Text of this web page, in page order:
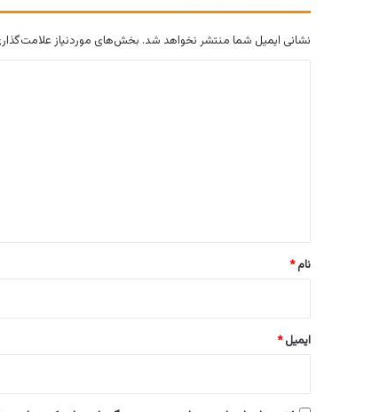
نشانی ایمیل شما منتشر نخواهد شد. بخش‌های موردنیاز
نام*
ایمیل*